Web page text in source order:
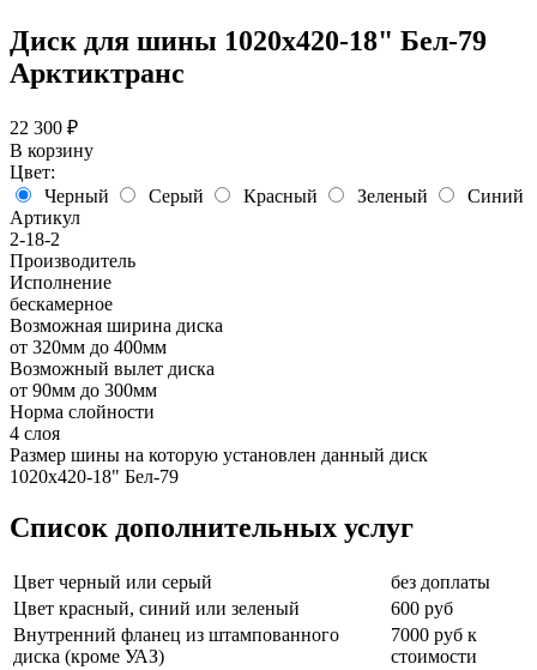
Диск для шины 1020х420-18" Бел-79
Арктиктранс
22 300 ₽
В корзину
Цвет:
Черный
Серый Красный Зеленый
Синий
Артикул
2-18-2
Производитель
Исполнение
бескамерное
Возможная ширина диска
от 320мм до 400мм
Возможный вылет диска
от 90мм до 300мм
Норма слойности
4 слоя
Размер шины на которую установлен данный диск
1020х420-18" Бел-79
Список дополнительных услуг
Цвет черный или серый
без доплаты
Цвет красный, синий или зеленый
600 руб
Внутренний фланец из штампованного
диска (кроме УАЗ)
7000 руб к
стоимости